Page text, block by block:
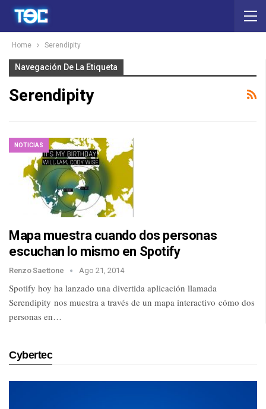
Home Serendipity
Navegación De La Etiqueta
Serendipity
NOTICIAS
Mapa muestra cuando dos personas
escuchan lo mismo en Spotify
Renzo Saettone Ago 21, 2014
Spotify hoy ha lanzado una divertida aplicación llamada
Serendipity nos muestra a través de un mapa interactivo cómo dos
personas en…
Cybertec